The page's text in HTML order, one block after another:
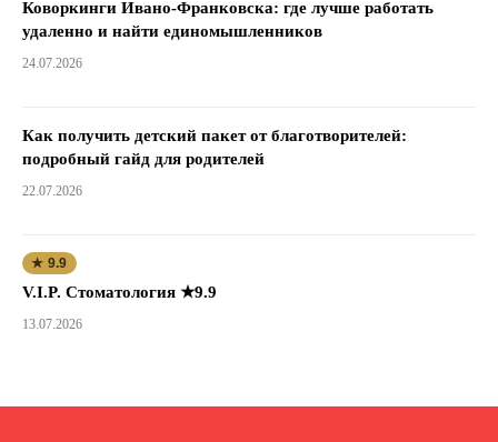
Коворкинги Ивано-Франковска: где лучше работать
удаленно и найти единомышленников
24.07.2026
Как получить детский пакет от благотворителей:
подробный гайд для родителей
22.07.2026
★ 9.9
V.I.P. Стоматология ★9.9
13.07.2026